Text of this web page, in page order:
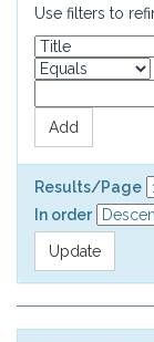
Use filters to
Results/Page
In order